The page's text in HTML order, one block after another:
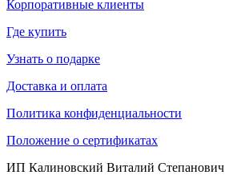
Корпоративные клиенты
Где купить
Узнать о подарке
Доставка и оплата
Политика конфиденциальности
Положение о сертификатах
ИП Калиновский Виталий Степанович